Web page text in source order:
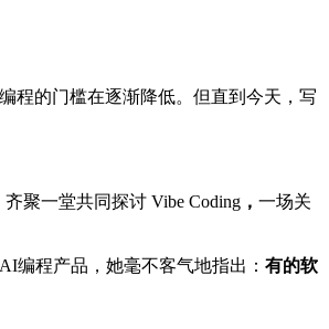
程的门槛在逐渐降低。但直到今天，写
聚一堂共同探讨 Vibe Coding ， 一场关
编程产品，她毫不客气地指出： 有的软